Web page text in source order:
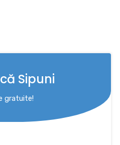
Sipuni
gratuite!